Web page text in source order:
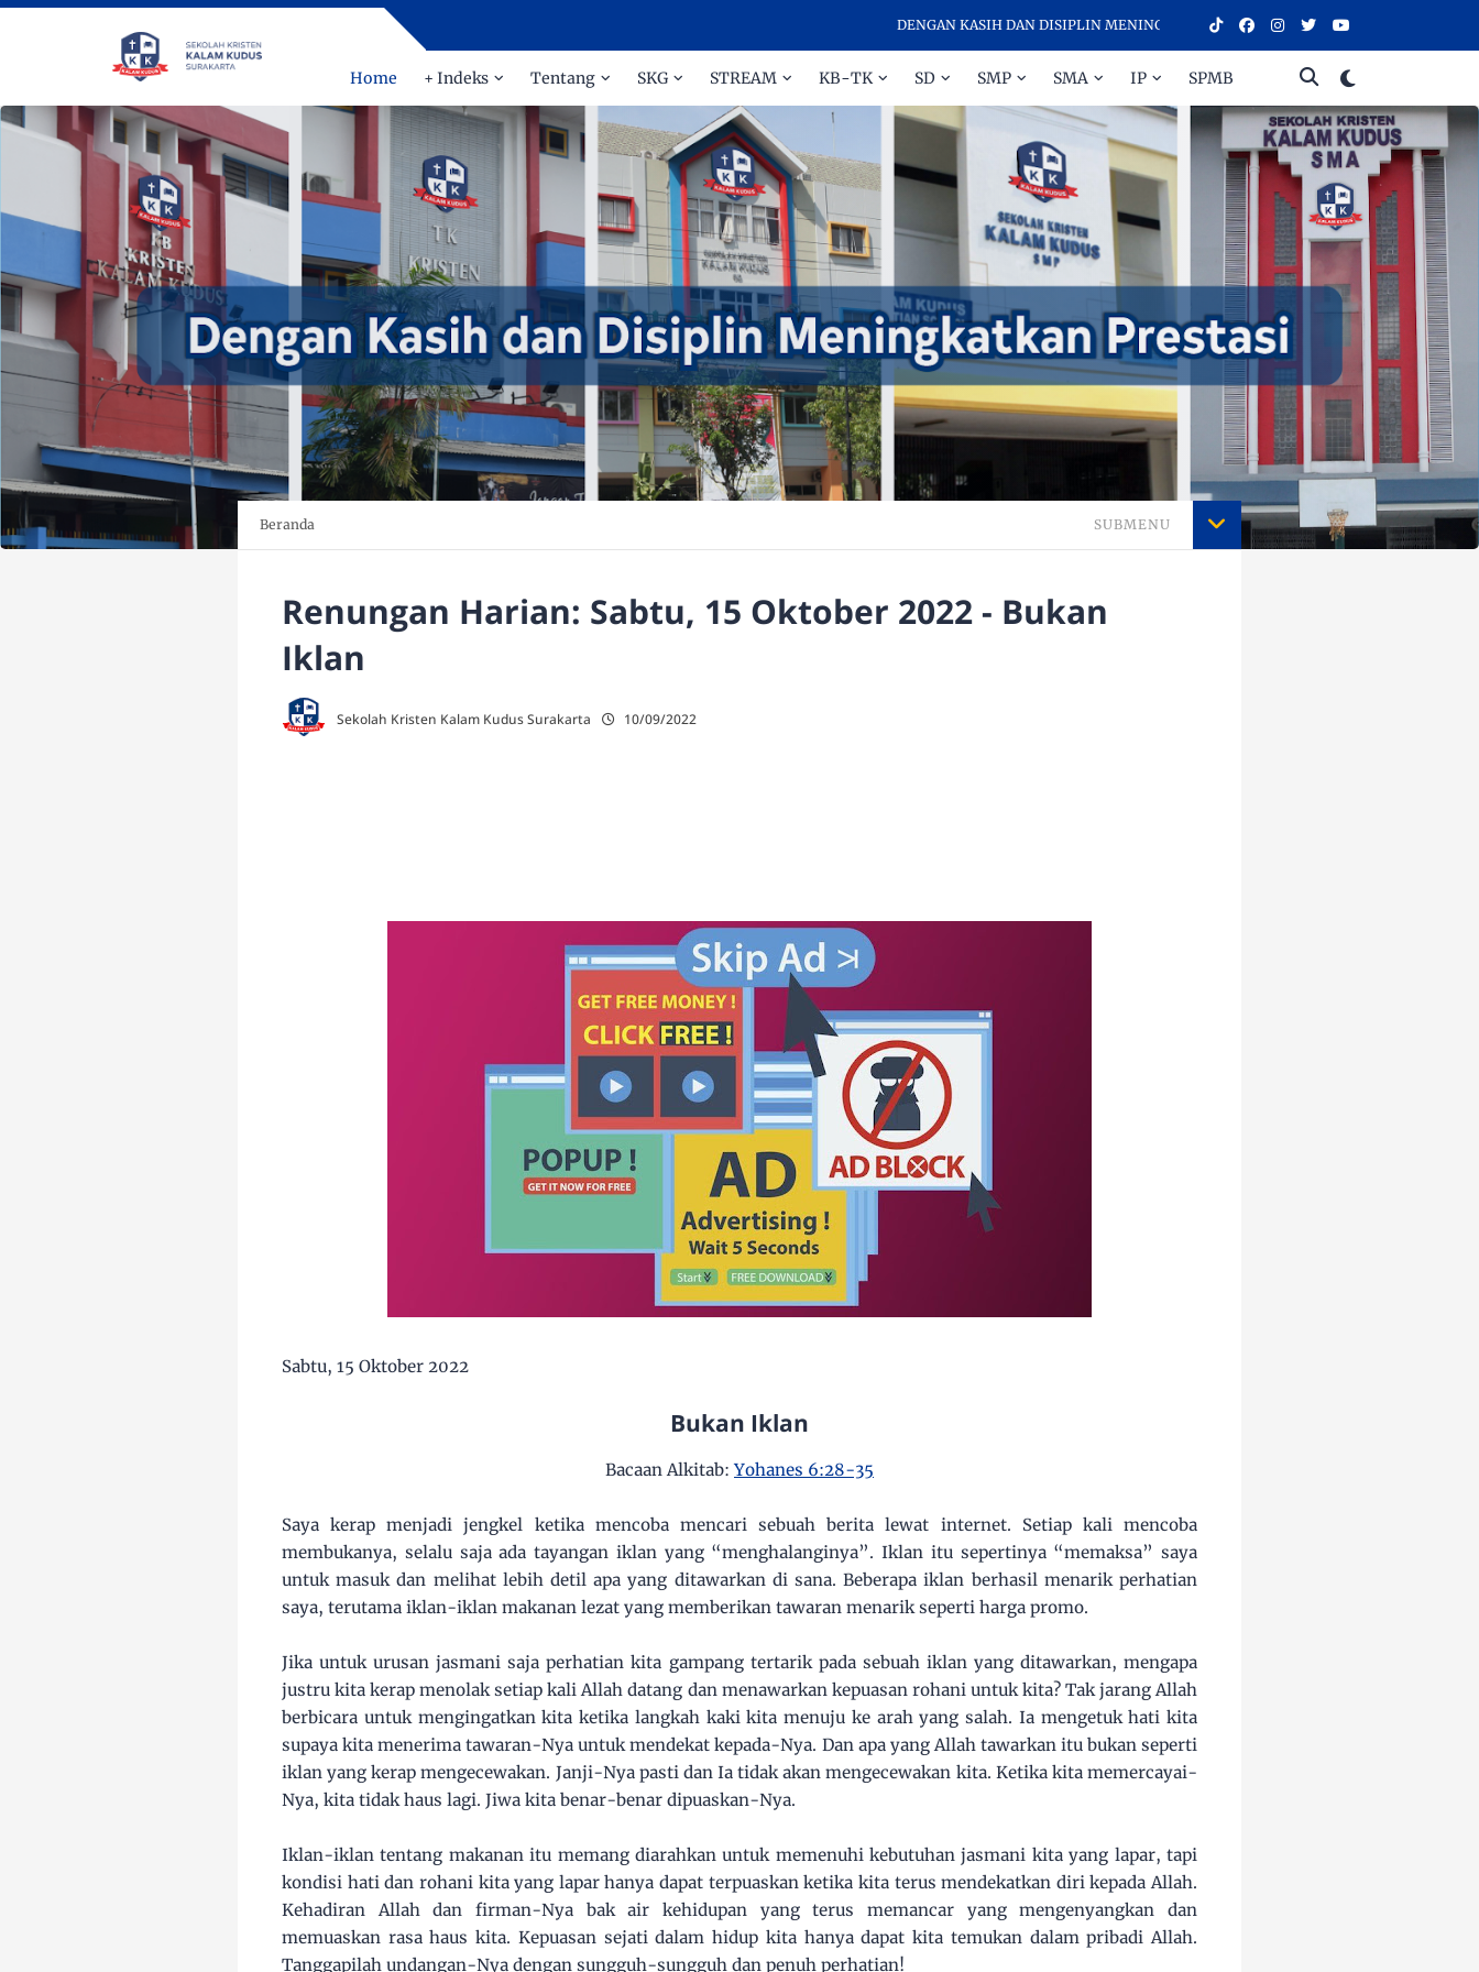
DENGAN KASIH DAN DISIPLIN MENINGKATKAN PRESTASI - SELAMAT DATANG DI
Home + Indeks Tentang SKG STREAM KB-TK SD SMP SMA IP SPMB
Beranda SUBMENU
Renungan Harian: Sabtu, 15 Oktober 2022 - Bukan
Iklan
Sekolah Kristen Kalam Kudus Surakarta 10/09/2022
Sabtu, 15 Oktober 2022
Bukan Iklan
Bacaan Alkitab:Yohanes 6:28-35
Saya kerap menjadi jengkel ketika mencoba mencari sebuah berita lewat internet. Setiap kali mencoba
membukanya, selalu saja ada tayangan iklan yang “menghalanginya”. Iklan itu sepertinya “memaksa” saya
untuk masuk dan melihat lebih detil apa yang ditawarkan di sana. Beberapa iklan berhasil menarik perhatian
saya, terutama iklan-iklan makanan lezat yang memberikan tawaran menarik seperti harga promo.
Jika untuk urusan jasmani saja perhatian kita gampang tertarik pada sebuah iklan yang ditawarkan, mengapa
justru kita kerap menolak setiap kali Allah datang dan menawarkan kepuasan rohani untuk kita? Tak jarang Allah
berbicara untuk mengingatkan kita ketika langkah kaki kita menuju ke arah yang salah. Ia mengetuk hati kita
supaya kita menerima tawaran-Nya untuk mendekat kepada-Nya. Dan apa yang Allah tawarkan itu bukan seperti
iklan yang kerap mengecewakan. Janji-Nya pasti dan Ia tidak akan mengecewakan kita. Ketika kita memercayai-
Nya, kita tidak haus lagi. Jiwa kita benar-benar dipuaskan-Nya.
Iklan-iklan tentang makanan itu memang diarahkan untuk memenuhi kebutuhan jasmani kita yang lapar, tapi
kondisi hati dan rohani kita yang lapar hanya dapat terpuaskan ketika kita terus mendekatkan diri kepada Allah.
Kehadiran Allah dan firman-Nya bak air kehidupan yang terus memancar yang mengenyangkan dan
memuaskan rasa haus kita. Kepuasan sejati dalam hidup kita hanya dapat kita temukan dalam pribadi Allah.
Tanggapilah undangan-Nya dengan sungguh-sungguh dan penuh perhatian!